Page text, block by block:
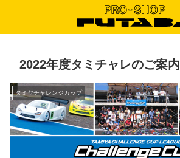
2022年度タミチャレのご案内
タミヤチャレンジカップ